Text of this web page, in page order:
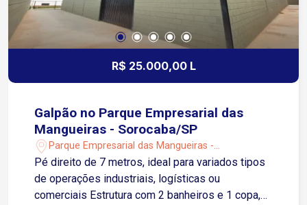
Presidente Castelo Branco. Pronto para
ocupação. Entre em contato e agende sua visita!
R$ 25.000,00 L
Galpão no Parque Empresarial das
Mangueiras - Sorocaba/SP
Parque Empresarial das Mangueiras -
Sorocaba/SP
Pé direito de 7 metros, ideal para variados tipos
de operações industriais, logísticas ou
comerciais Estrutura com 2 banheiros e 1 copa,